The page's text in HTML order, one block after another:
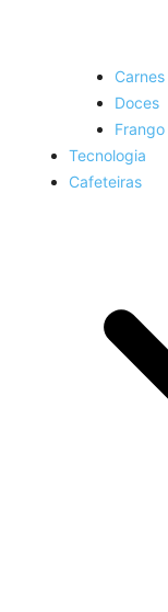
Carnes
Doces
Frango
Tecnologia
Cafeteiras